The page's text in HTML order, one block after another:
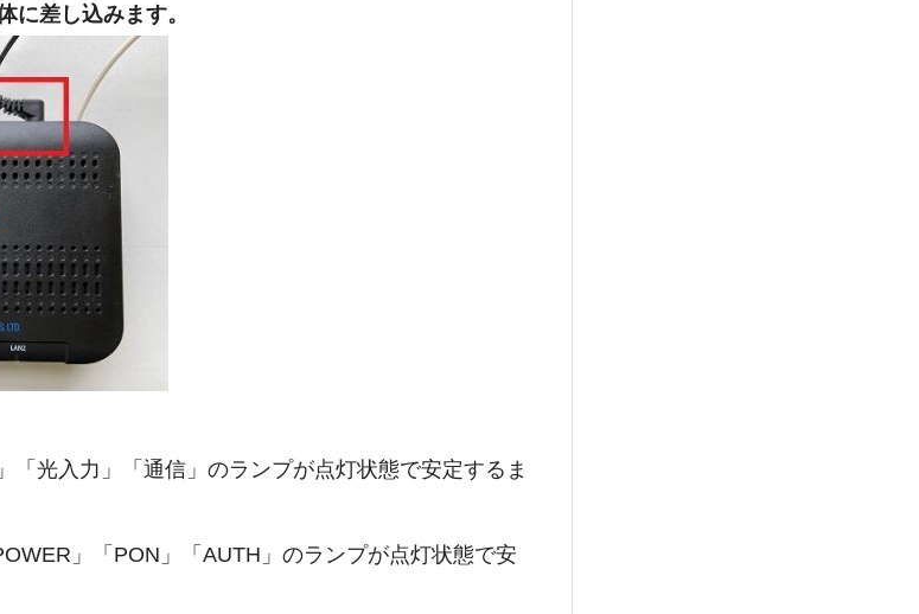
に差し込みます。
「光入力」「通信」のランプが点灯状態で安定するま
」「PON」「AUTH」のランプが点灯状態で安